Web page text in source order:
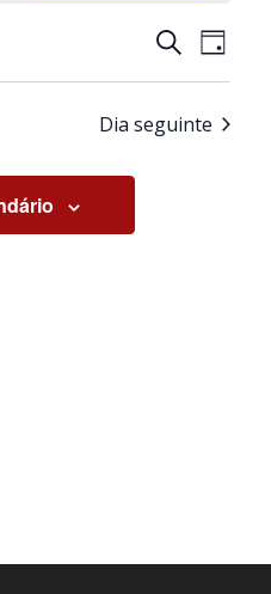
e
Pesquisar
de
de
Dia
Dia seguinte